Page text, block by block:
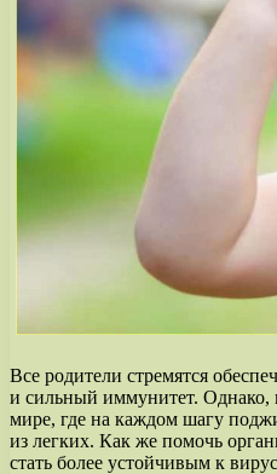
Все родители стремятся
и сильный иммунитет.
мире, где на каждом шагу
из легких. Как же помочь
стать более устойчивым к